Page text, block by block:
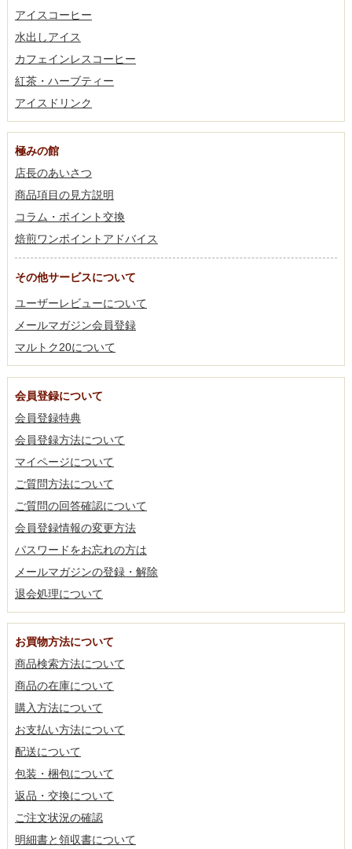
アイスコーヒー
水出しアイス
カフェインレスコーヒー
紅茶・ハーブティー
アイスドリンク
極みの館
店長のあいさつ
商品項目の見方説明
コラム・ポイント交換
焙煎ワンポイントアドバイス
その他サービスについて
ユーザーレビューについて
メールマガジン会員登録
マルトク20について
会員登録について
会員登録特典
会員登録方法について
マイページについて
ご質問方法について
ご質問の回答確認について
会員登録情報の変更方法
パスワードをお忘れの方は
メールマガジンの登録・解除
退会処理について
お買物方法について
商品検索方法について
商品の在庫について
購入方法について
お支払い方法について
配送について
包装・梱包について
返品・交換について
ご注文状況の確認
明細書と領収書について